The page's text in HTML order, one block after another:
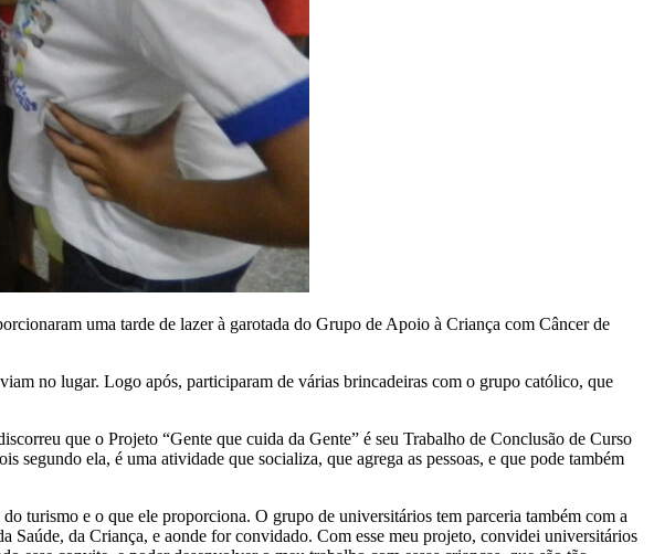
uma tarde de lazer à garotada do Grupo de Apoio à Criança com Câncer de
no lugar. Logo após, participaram de várias brincadeiras com o grupo católico, que
que o Projeto “Gente que cuida da Gente” é seu Trabalho de Conclusão de Curso
ela, é uma atividade que socializa, que agrega as pessoas, e que pode também
turismo e o que ele proporciona. O grupo de universitários tem parceria também com a
Saúde, da Criança, e aonde for convidado. Com esse meu projeto, convidei universitários